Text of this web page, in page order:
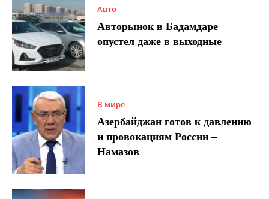
Авто
Авторынок в Бадамдаре
опустел даже в выходные
В мире
Азербайджан готов к давлению
и провокациям России –
Намазов